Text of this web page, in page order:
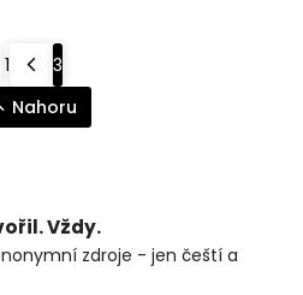
1
3
Nahoru
Vždy.
zdroje - jen čeští a